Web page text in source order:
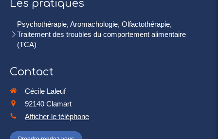
Les pratiques
Psychothérapie, Aromachologie, Olfactothérapie,
Traitement des troubles du comportement alimentaire
(TCA)
Contact
Cécile Laleuf
92140 Clamart
Afficher le téléphone